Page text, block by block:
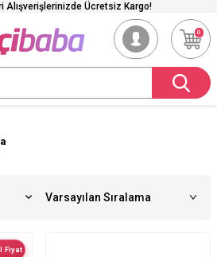
Alışverişlerinizde Ücretsiz Kargo!
0
Fiyat